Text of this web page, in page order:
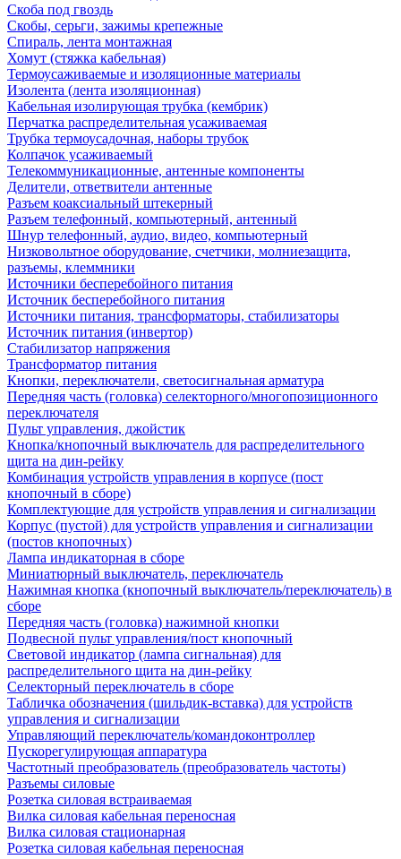
Скоба под гвоздь
Скобы, серьги, зажимы крепежные
Спираль, лента монтажная
Хомут (стяжка кабельная)
Термоусаживаемые и изоляционные материалы
Изолента (лента изоляционная)
Кабельная изолирующая трубка (кембрик)
Перчатка распределительная усаживаемая
Трубка термоусадочная, наборы трубок
Колпачок усаживаемый
Телекоммуникационные, антенные компоненты
Делители, ответвители антенные
Разъем коаксиальный штекерный
Разъем телефонный, компьютерный, антенный
Шнур телефонный, аудио, видео, компьютерный
Низковольтное оборудование, счетчики, молниезащита,
разъемы, клеммники
Источники бесперебойного питания
Источник бесперебойного питания
Источники питания, трансформаторы, стабилизаторы
Источник питания (инвертор)
Стабилизатор напряжения
Трансформатор питания
Кнопки, переключатели, светосигнальная арматура
Передняя часть (головка) селекторного/многопозиционного
переключателя
Пульт управления, джойстик
Кнопка/кнопочный выключатель для распределительного
щита на дин-рейку
Комбинация устройств управления в корпусе (пост
кнопочный в сборе)
Комплектующие для устройств управления и сигнализации
Корпус (пустой) для устройств управления и сигнализации
(постов кнопочных)
Лампа индикаторная в сборе
Миниатюрный выключатель, переключатель
Нажимная кнопка (кнопочный выключатель/переключатель) в
сборе
Передняя часть (головка) нажимной кнопки
Подвесной пульт управления/пост кнопочный
Световой индикатор (лампа сигнальная) для
распределительного щита на дин-рейку
Селекторный переключатель в сборе
Табличка обозначения (шильдик-вставка) для устройств
управления и сигнализации
Управляющий переключатель/командоконтроллер
Пускорегулирующая аппаратура
Частотный преобразователь (преобразователь частоты)
Разъемы силовые
Розетка силовая встраиваемая
Вилка силовая кабельная переносная
Вилка силовая стационарная
Розетка силовая кабельная переносная